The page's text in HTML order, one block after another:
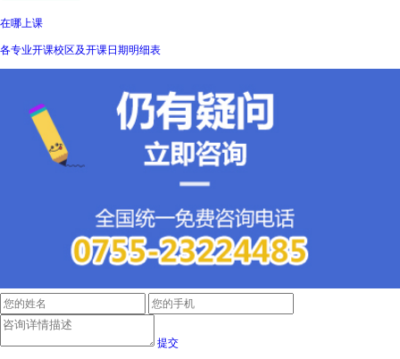
在哪上课
各专业开课校区及开课日期明细表
提交